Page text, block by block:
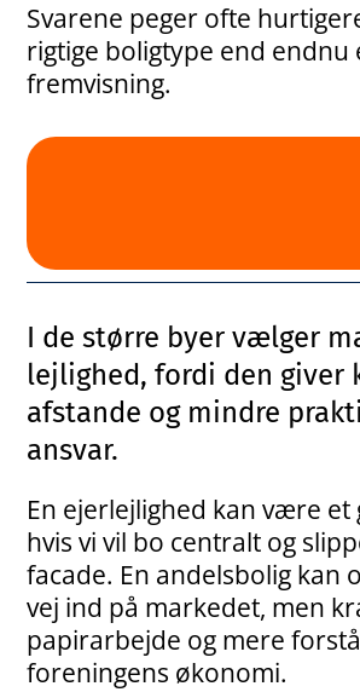
Svarene peger ofte
rigtige boligtype end endnu
fremvisning.
I de større byer vælger
lejlighed, fordi den giver
afstande og mindre
ansvar.
En ejerlejlighed kan være et
hvis vi vil bo centralt og
facade. En andelsbolig kan
vej ind på markedet, men
papirarbejde og mere
foreningens økonomi.